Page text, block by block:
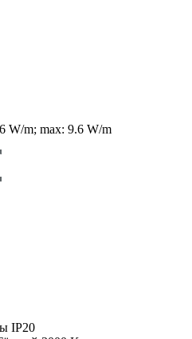
W/m; max: 9.6 W/m
IP20